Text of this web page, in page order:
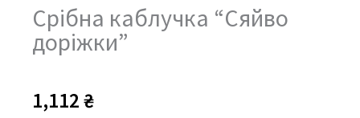
Срібна каблучка “Сяйво
доріжки”
1,112₴